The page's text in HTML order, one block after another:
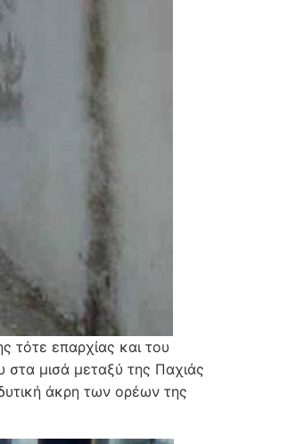
τότε επαρχίας και του
στα μισά μεταξύ της Παχιάς
άκρη των ορέων της